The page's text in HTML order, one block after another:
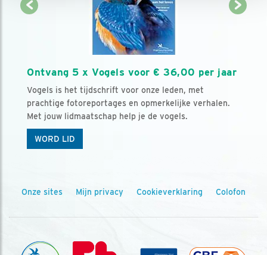
Ontvang 5 x Vogels voor € 36,00 per jaar
Vogels is het tijdschrift voor onze leden, met
prachtige fotoreportages en opmerkelijke verhalen.
Met jouw lidmaatschap help je de vogels.
WORD LID
Onze sites Mijn privacy Cookieverklaring Colofon